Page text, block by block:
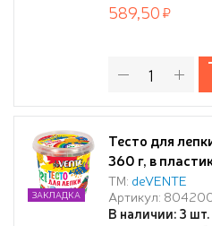
589,50
Тесто для
360 г, в
ТМ: deVENTE
Артикул:
В наличии: 3 шт.
ЗАКЛАДКА